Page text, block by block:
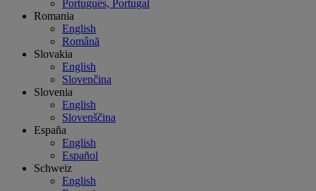
Português, Portugal
Romania
English
Română
Slovakia
English
Slovenčina
Slovenia
English
Slovenščina
España
English
Español
Schweiz
English